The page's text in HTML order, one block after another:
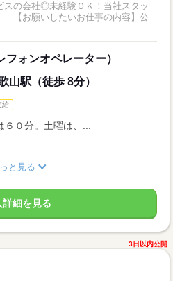
の会社◎未経験ＯＫ！当社スタッ
【お願いしたいお仕事の内容】公
ォンオペレーター）
山駅（徒歩 8分）
給
０分。土曜は、...
と見る
詳細を見る
3日以内公開